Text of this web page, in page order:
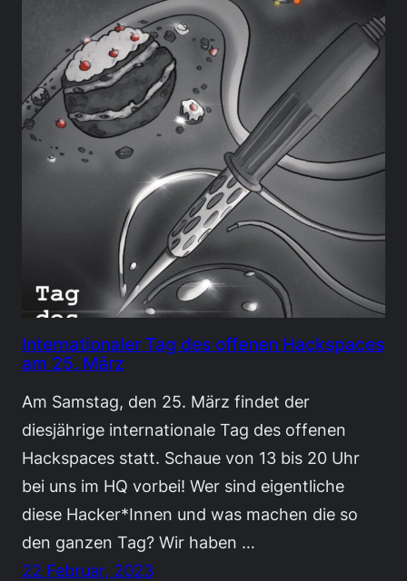
Internationaler Tag des offenen Hackspaces
am 25. März
Am Samstag, den 25. März findet der
diesjährige internationale Tag des offenen
Hackspaces statt. Schaue von 13 bis 20 Uhr
bei uns im HQ vorbei! Wer sind eigentliche
diese Hacker*Innen und was machen die so
den ganzen Tag? Wir haben …
22 Februar, 2023